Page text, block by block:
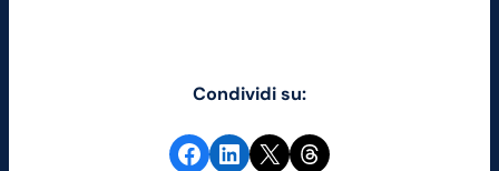
Condividi su:
Condividi su Facebook Condividi su LinkedIn Condividi su X Share on Threads